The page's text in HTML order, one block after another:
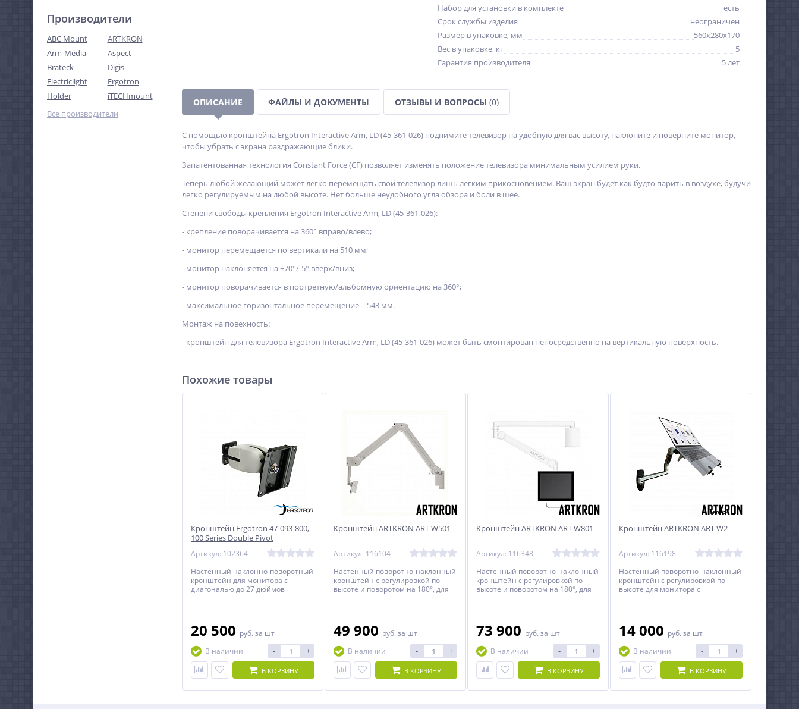
Производители
ABC Mount
ARTKRON
Arm-Media
Aspect
Brateck
Digis
Electriclight
Ergotron
Holder
iTECHmount
Все производители
Набор для установки в комплекте
есть
Срок службы изделия
неограничен
Размер в упаковке, мм
560x280x170
Вес в упаковке, кг
5
Гарантия производителя
5 лет
ОПИСАНИЕ ФАЙЛЫ И ДОКУМЕНТЫ ОТЗЫВЫ И ВОПРОСЫ (0)
С помощью кронштейна Ergotron Interactive Arm, LD (45-361-026) поднимите телевизор на удобную для вас высоту, наклоните и поверните монитор,
чтобы убрать с экрана раздражающие блики.
Запатентованная технология Constant Force (CF) позволяет изменять положение телевизора минимальным усилием руки.
Теперь любой желающий может легко перемещать свой телевизор лишь легким прикосновением. Ваш экран будет как будто парить в воздухе, будучи
легко регулируемым на любой высоте. Нет больше неудобного угла обзора и боли в шее.
Степени свободы крепления Ergotron Interactive Arm, LD (45-361-026):
- крепление поворачивается на 360° вправо/влево;
- монитор перемещается по вертикали на 510 мм;
- монитор наклоняется на +70°/-5° вверх/вниз;
- монитор поворачивается в портретную/альбомную ориентацию на 360°;
- максимальное горизонтальное перемещение – 543 мм.
Монтаж на повехность:
- кронштейн для телевизора Ergotron Interactive Arm, LD (45-361-026) может быть смонтирован непосредственно на вертикальную поверхность.
Похожие товары
Кронштейн Ergotron 47-093-800,
100 Series Double Pivot
Артикул: 102364
Настенный наклонно-поворотный
кронштейн для монитора с
диагональю до 27 дюймов
20 500 руб. за шт
В наличии
- +
В КОРЗИНУ
Кронштейн ARTKRON ART-W501
Артикул: 116104
Настенный поворотно-наклонный
кронштейн c регулировкой по
высоте и поворотом на 180°, для
весом от 2 до 4 кг.
49 900 руб. за шт
В наличии
- +
В КОРЗИНУ
Кронштейн ARTKRON ART-W801
Артикул: 116348
Настенный поворотно-наклонный
кронштейн c регулировкой по
высоте и поворотом на 180°, для
весом от 6 до 14 кг.
73 900 руб. за шт
В наличии
- +
В КОРЗИНУ
Кронштейн ARTKRON ART-W2
Артикул: 116198
Настенный поворотно-наклонный
кронштейн c регулировкой по
высоте для монитора с
14 000 руб. за шт
В наличии
- +
В КОРЗИНУ